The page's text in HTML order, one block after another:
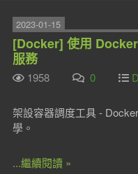
2023-01-15
[Docker] 使用
服務
1958 0
架設容器調度工具 -
學。
...繼續閱讀 »